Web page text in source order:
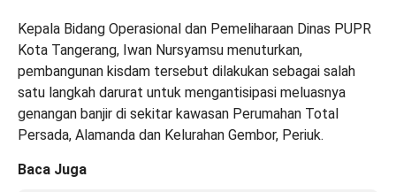
Kepala Bidang Operasional dan Pemeliharaan Dinas PUPR
Kota Tangerang, Iwan Nursyamsu menuturkan,
pembangunan kisdam tersebut dilakukan sebagai salah
satu langkah darurat untuk mengantisipasi meluasnya
genangan banjir di sekitar kawasan Perumahan Total
Persada, Alamanda dan Kelurahan Gembor, Periuk.
Baca Juga